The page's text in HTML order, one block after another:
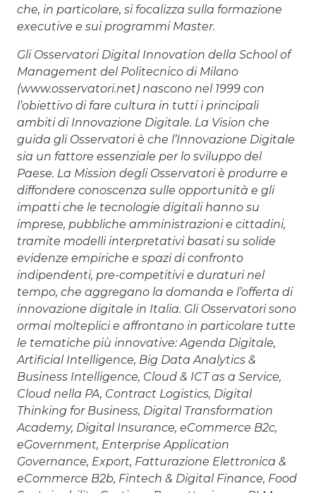
che, in particolare, si focalizza sulla formazione
executive e sui programmi Master.
Gli Osservatori Digital Innovation della School of
Management del Politecnico di Milano
(www.osservatori.net) nascono nel 1999 con
l’obiettivo di fare cultura in tutti i principali
ambiti di Innovazione Digitale. La Vision che
guida gli Osservatori è che l’Innovazione Digitale
sia un fattore essenziale per lo sviluppo del
Paese. La Mission degli Osservatori è produrre e
diffondere conoscenza sulle opportunità e gli
impatti che le tecnologie digitali hanno su
imprese, pubbliche amministrazioni e cittadini,
tramite modelli interpretativi basati su solide
evidenze empiriche e spazi di confronto
indipendenti, pre-competitivi e duraturi nel
tempo, che aggregano la domanda e l’offerta di
innovazione digitale in Italia. Gli Osservatori sono
ormai molteplici e affrontano in particolare tutte
le tematiche più innovative: Agenda Digitale,
Artificial Intelligence, Big Data Analytics &
Business Intelligence, Cloud & ICT as a Service,
Cloud nella PA, Contract Logistics, Digital
Thinking for Business, Digital Transformation
Academy, Digital Insurance, eCommerce B2c,
eGovernment, Enterprise Application
Governance, Export, Fatturazione Elettronica &
eCommerce B2b, Fintech & Digital Finance, Food